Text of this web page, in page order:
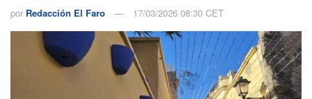
por Redacción El Faro 17/03/2026 08:30 CET